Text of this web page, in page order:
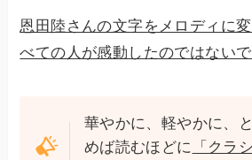
恩田陸さんの文字をメロディに
べての人が感動したのではない
華やかに、軽やかに、
めば読むほどに 「クラ